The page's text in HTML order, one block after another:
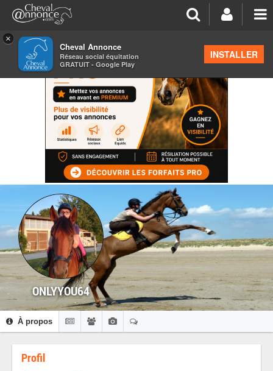
×
Cheval Annonce
Réseau social équitation
GRATUIT - Google Play
INSTALLER
ONLYYOU64
À propos
Profil